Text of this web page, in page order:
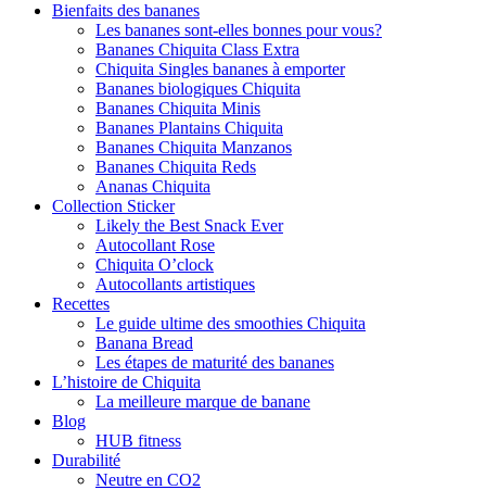
Bienfaits des bananes
Les bananes sont-elles bonnes pour vous?
Bananes Chiquita Class Extra
Chiquita Singles bananes à emporter
Bananes biologiques Chiquita
Bananes Chiquita Minis
Bananes Plantains Chiquita
Bananes Chiquita Manzanos
Bananes Chiquita Reds
Ananas Chiquita
Collection Sticker
Likely the Best Snack Ever
Autocollant Rose
Chiquita O’clock
Autocollants artistiques
Recettes
Le guide ultime des smoothies Chiquita
Banana Bread
Les étapes de maturité des bananes
L’histoire de Chiquita
La meilleure marque de banane
Blog
HUB fitness
Durabilité
Neutre en CO2